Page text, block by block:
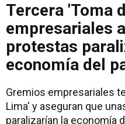
Tercera 'Toma
empresariales
protestas
economía del
Gremios empresariales
Lima' y aseguran que
paralizarían la economía